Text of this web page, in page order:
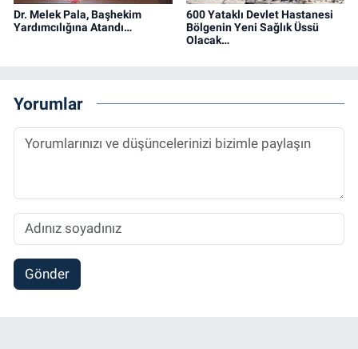
Dr. Melek Pala, Başhekim
Yardımcılığına Atandı…
600 Yataklı Devlet Hastanesi
Bölgenin Yeni Sağlık Üssü
Olacak…
Yorumlar
Gönder